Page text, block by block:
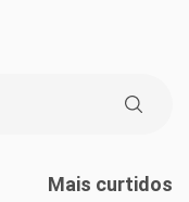
Mais curtidos